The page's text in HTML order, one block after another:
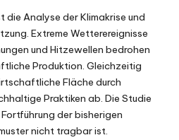
die Analyse der Klimakrise und
Extreme Wetterereignisse
und Hitzewellen bedrohen
Produktion. Gleichzeitig
Fläche durch
Praktiken ab. Die Studie
der bisherigen
nicht tragbar ist.